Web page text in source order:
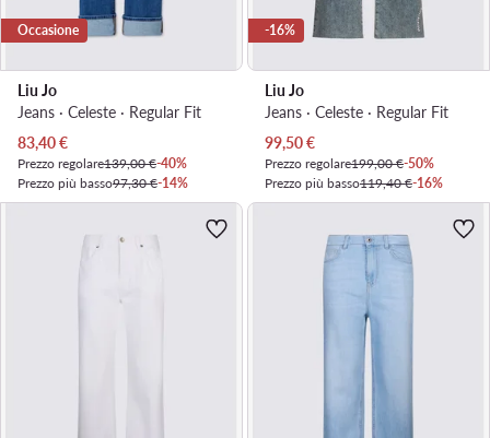
Occasione
Liu Jo
Jeans · Celeste · Regular Fit
Prezzo attuale
83,40€
Prezzo regolare139,00 €-40%
Prezzo più basso97,30 €-14%
-16%
Liu Jo
Jeans · Celeste · Regular Fit
Prezzo attuale
99,50€
Prezzo regolare199,00 €-50%
Prezzo più basso119,40 €-16%